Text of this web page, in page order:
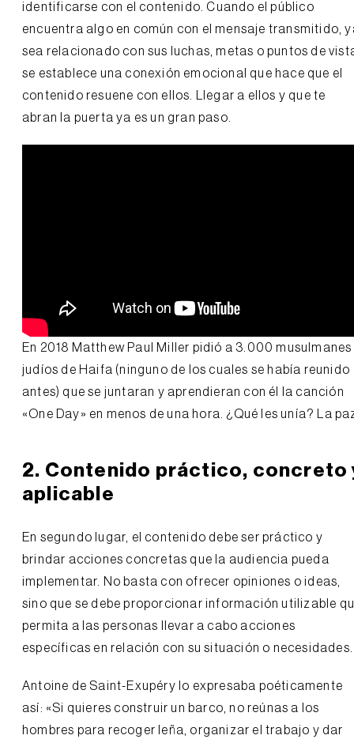
identificarse con el contenido. Cuando el público
encuentra algo en común con el mensaje transmitido,
sea relacionado con sus luchas, metas o puntos de
se establece una conexión emocional que hace que el
contenido resuene con ellos. Llegar a ellos y que te
abran la puerta ya es un gran paso.
En 2018 Matthew Paul Miller pidió a 3.000 musulmanes
judíos de Haifa (ninguno de los cuales se había reunido
antes) que se juntaran y aprendieran con él la canción
«One Day» en menos de una hora. ¿Qué les unía? La
2. Contenido práctico, concreto
aplicable
En segundo lugar, el contenido debe ser práctico y
brindar acciones concretas que la audiencia pueda
implementar. No basta con ofrecer opiniones o ideas,
sino que se debe proporcionar información utilizable
permita a las personas llevar a cabo acciones
específicas en relación con su situación o necesidades.
Antoine de Saint-Exupéry lo expresaba poéticamente
así: «Si quieres construir un barco, no reúnas a los
hombres para recoger leña, organizar el trabajo y dar